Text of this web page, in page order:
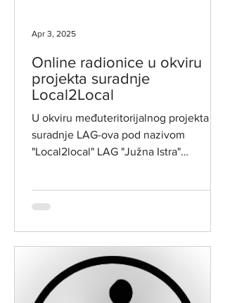
Online radionice u okviru
projekta suradnje
Local2Local
U okviru međuteritorijalnog projekta
suradnje LAG-ova pod nazivom
"Local2local" LAG "Južna Istra"
Apr 3, 2025